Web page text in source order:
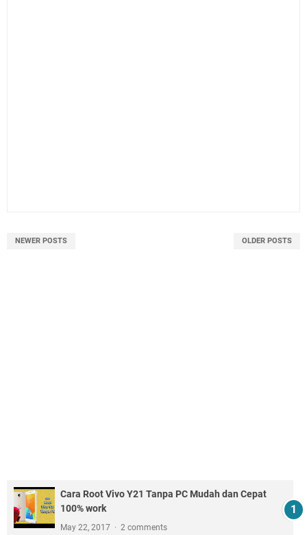
NEWER POSTS OLDER POSTS
Cara Root Vivo Y21 Tanpa PC Mudah dan Cepat
100% work
May 22, 2017 2 comments